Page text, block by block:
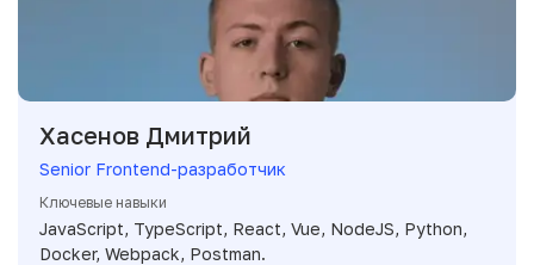
Хасенов Дмитрий
Senior Frontend-разработчик
Ключевые навыки
JavaScript, TypeScript, React, Vue, NodeJS, Python,
Docker, Webpack, Postman.